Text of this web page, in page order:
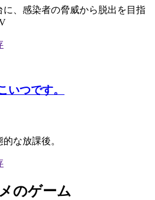
に、感染者の脅威から脱出を目指
つです。
な放課後。
のゲーム